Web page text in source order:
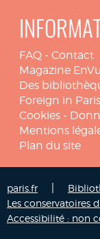
FAQ - Contact
Magazine
Des
Foreign in
Cookies -
Mentions
Plan du site
paris.fr
Les conservatoires
Accessibilité : non